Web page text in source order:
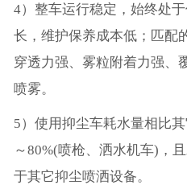
4）整车运行稳定，始终处
长，维护保养成本低；匹配
穿透力强、雾粒附着力强、
喷雾。
5）使用抑尘车耗水量相比
～80%(喷枪、洒水机车)，
于其它抑尘喷洒设备。